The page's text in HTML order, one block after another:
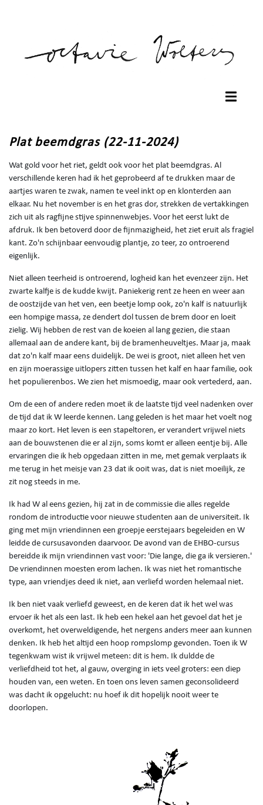
Plat beemdgras (22-11-2024)
Wat gold voor het riet, geldt ook voor het plat beemdgras. Al
verschillende keren had ik het geprobeerd af te drukken maar de
aartjes waren te zwak, namen te veel inkt op en klonterden aan
elkaar. Nu het november is en het gras dor, strekken de vertakkingen
zich uit als ragfijne stijve spinnenwebjes. Voor het eerst lukt de
afdruk. Ik ben betoverd door de fijnmazigheid, het ziet eruit als fragiel
kant. Zo'n schijnbaar eenvoudig plantje, zo teer, zo ontroerend
eigenlijk.
Niet alleen teerheid is ontroerend, logheid kan het evenzeer zijn. Het
zwarte kalfje is de kudde kwijt. Paniekerig rent ze heen en weer aan
de oostzijde van het ven, een beetje lomp ook, zo'n kalf is natuurlijk
een hompige massa, ze dendert dol tussen de brem door en loeit
zielig. Wij hebben de rest van de koeien al lang gezien, die staan
allemaal aan de andere kant, bij de bramenheuveltjes. Maar ja, maak
dat zo'n kalf maar eens duidelijk. De wei is groot, niet alleen het ven
en zijn moerassige uitlopers zitten tussen het kalf en haar familie, ook
het populierenbos. We zien het mismoedig, maar ook vertederd, aan.
Om de een of andere reden moet ik de laatste tijd veel nadenken over
de tijd dat ik W leerde kennen. Lang geleden is het maar het voelt nog
maar zo kort. Het leven is een stapeltoren, er verandert vrijwel niets
aan de bouwstenen die er al zijn, soms komt er alleen eentje bij. Alle
ervaringen die ik heb opgedaan zitten in me, met gemak verplaats ik
me terug in het meisje van 23 dat ik ooit was, dat is niet moeilijk, ze
zit nog steeds in me.
Ik had W al eens gezien, hij zat in de commissie die alles regelde
rondom de introductie voor nieuwe studenten aan de universiteit. Ik
ging met mijn vriendinnen een groepje eerstejaars begeleiden en W
leidde de cursusavonden daarvoor. De avond van de EHBO-cursus
bereidde ik mijn vriendinnen vast voor: 'Die lange, die ga ik versieren.'
De vriendinnen moesten erom lachen. Ik was niet het romantische
type, aan vriendjes deed ik niet, aan verliefd worden helemaal niet.
Ik ben niet vaak verliefd geweest, en de keren dat ik het wel was
ervoer ik het als een last. Ik heb een hekel aan het gevoel dat het je
overkomt, het overweldigende, het nergens anders meer aan kunnen
denken. Ik heb het altijd een hoop rompslomp gevonden. Toen ik W
tegenkwam wist ik vrijwel meteen: dit is hem. Ik duldde de
verliefdheid tot het, al gauw, overging in iets veel groters: een diep
houden van, een weten. En toen ons leven samen geconsolideerd
was dacht ik opgelucht: nu hoef ik dit hopelijk nooit weer te
doorlopen.